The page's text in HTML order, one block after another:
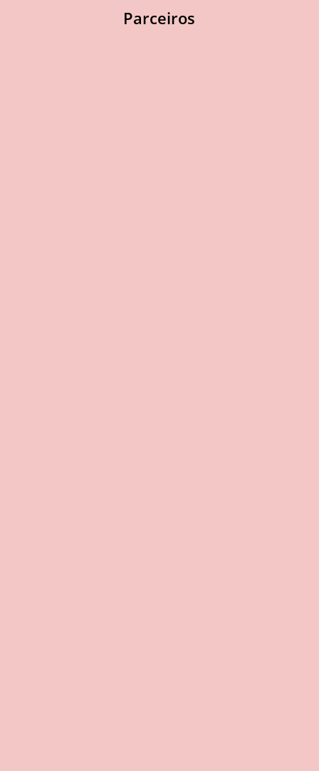
Parceiros